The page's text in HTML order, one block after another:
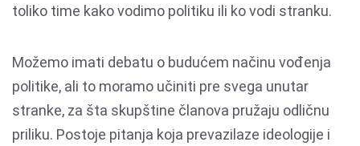
toliko time kako vodimo politiku ili ko vodi stranku.
Možemo imati debatu o budućem načinu vođenja
politike, ali to moramo učiniti pre svega unutar
stranke, za šta skupštine članova pružaju odličnu
priliku. Postoje pitanja koja prevazilaze ideologije i